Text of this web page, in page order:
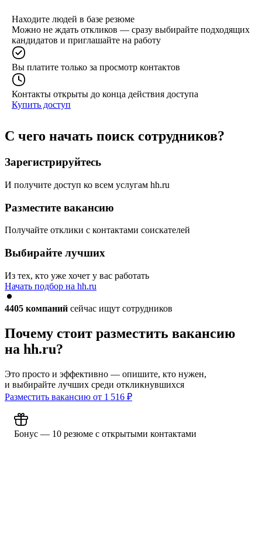
Находите людей в базе резюме
Можно не ждать откликов — сразу выбирайте подходящих
кандидатов и приглашайте на работу
Вы платите только за просмотр контактов
Контакты открыты до конца действия доступа
Купить доступ
С чего начать поиск сотрудников?
Зарегистрируйтесь
И получите доступ ко всем услугам hh.ru
Разместите вакансию
Получайте отклики с контактами соискателей
Выбирайте лучших
Из тех, кто уже хочет у вас работать
Начать подбор на hh.ru
4405 компаний сейчас ищут сотрудников
Почему стоит разместить вакансию
на hh.ru?
Это просто и эффективно — опишите, кто нужен,
и выбирайте лучших среди откликнувшихся
Разместить вакансию от 1 516 ₽
Бонус — 10 резюме с открытыми контактами